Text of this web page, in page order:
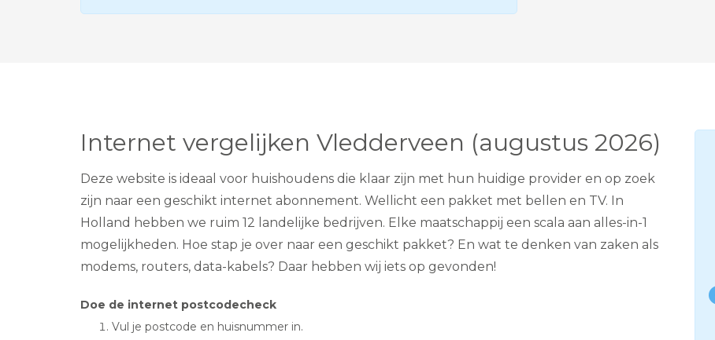
L
Internet vergelijken Vledderveen (augustus 2026)
Deze website is ideaal voor huishoudens die klaar zijn met hun huidige provider en op zoek
zijn naar een geschikt internet abonnement. Wellicht een pakket met bellen en TV. In
Holland hebben we ruim 12 landelijke bedrijven. Elke maatschappij een scala aan alles-in-1
mogelijkheden. Hoe stap je over naar een geschikt pakket? En wat te denken van zaken als
modems, routers, data-kabels? Daar hebben wij iets op gevonden!
Doe de internet postcodecheck
Vul je postcode en huisnummer in.